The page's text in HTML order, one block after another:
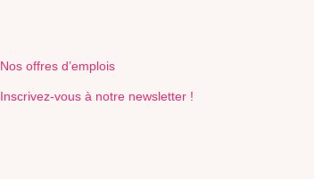
Nos offres d’emplois
Inscrivez-vous à notre newsletter !